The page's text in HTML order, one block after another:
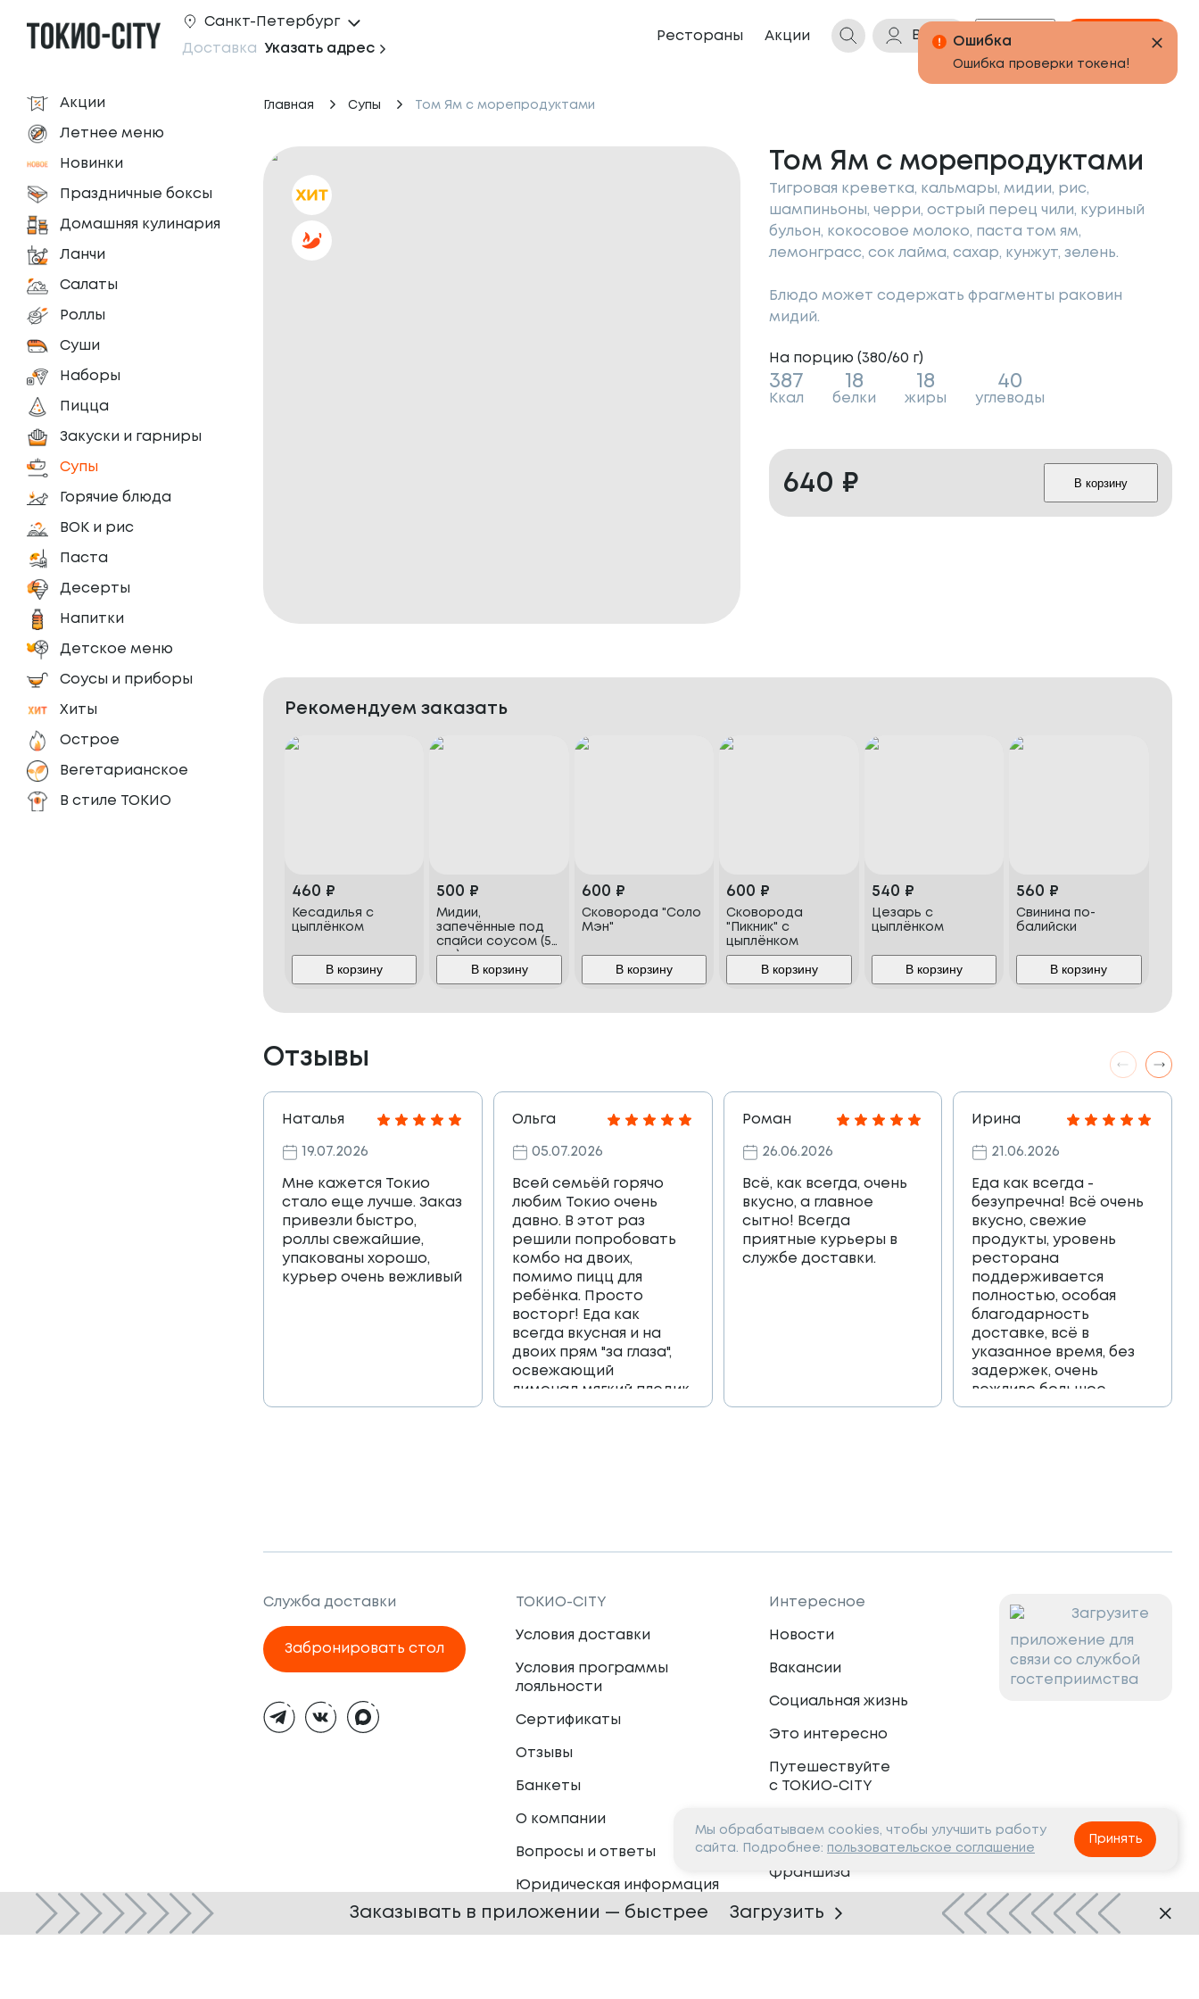
Санкт-Петербург
Доставка Указать адрес
Рестораны Акции Войти Бонусы Корзина
Акции
Летнее меню
Новинки
Праздничные боксы
Домашняя кулинария
Ланчи
Салаты
Роллы
Суши
Наборы
Пицца
Закуски и гарниры
Супы
Горячие блюда
ВОК и рис
Паста
Десерты
Напитки
Детское меню
Соусы и приборы
Хиты
Острое
Вегетарианское
В стиле ТОКИО
Главная Супы Том Ям с морепродуктами
Том Ям с морепродуктами
Тигровая креветка, кальмары, мидии, рис,
шампиньоны, черри, острый перец чили, куриный
бульон, кокосовое молоко, паста том ям,
лемонграсс, сок лайма, сахар, кунжут, зелень.
Блюдо может содержать фрагменты раковин
мидий.
На порцию (380/60 г)
387
Ккал
18
белки
18
жиры
40
углеводы
640 ₽ В корзину
Рекомендуем заказать
460 ₽
Кесадилья с
цыплёнком
В корзину
500 ₽
Мидии,
запечённые под
спайси соусом (5
шт.)
В корзину
600 ₽
Сковорода "Соло
Мэн"
В корзину
600 ₽
Сковорода
"Пикник" с
цыплёнком
В корзину
540 ₽
Цезарь с
цыплёнком
В корзину
560 ₽
Свинина по-
балийски
В корзину
Отзывы
Наталья
19.07.2026
Мне кажется Токио
стало еще лучше. Заказ
привезли быстро,
роллы свежайшие,
упакованы хорошо,
курьер очень вежливый
Ольга
05.07.2026
Всей семьёй горячо
любим Токио очень
давно. В этот раз
решили попробовать
комбо на двоих,
помимо пицц для
ребёнка. Просто
восторг! Еда как
всегда вкусная и на
двоих прям "за глаза",
освежающий
лимонад,мягкий пледик
для пикника,и коробка
Роман
26.06.2026
Всё, как всегда, очень
вкусно, а главное
сытно! Всегда
приятные курьеры в
службе доставки.
Ирина
21.06.2026
Еда как всегда -
безупречна! Всё очень
вкусно, свежие
продукты, уровень
ресторана
поддерживается
полностью, особая
благодарность
доставке, всё в
указанное время, без
задержек, очень
вежливо большое
спасибо!!!
Служба доставки
Забронировать стол
тема
ТОКИО-CITY
Условия доставки
Условия программы
лояльности
Сертификаты
Отзывы
Банкеты
О компании
Вопросы и ответы
Юридическая информация
Интересное
Новости
Вакансии
Социальная жизнь
Это интересно
Путешествуйте
с ТОКИО-CITY
Партнёрам
Франшиза
Сотрудничество
Загрузите
приложение для
связи со службой
гостеприимства
Мы обрабатываем cookies, чтобы улучшить работу
сайта. Подробнее: пользовательское соглашение
Принять
Заказывать в приложении — быстрее Загрузить